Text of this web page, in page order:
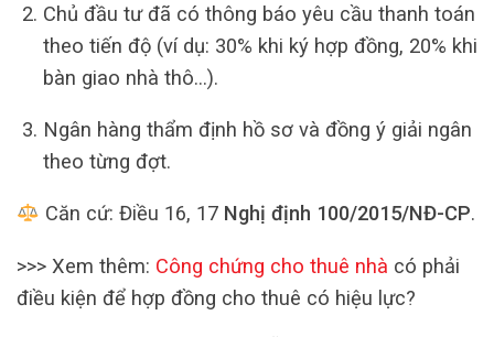
Chủ đầu tư đã có thông báo yêu cầu thanh toán
theo tiến độ (ví dụ: 30% khi ký hợp đồng, 20% khi
bàn giao nhà thô…).
Ngân hàng thẩm định hồ sơ và đồng ý giải ngân
theo từng đợt.
Căn cứ: Điều 16, 17 Nghị định 100/2015/NĐ-CP.
>>> Xem thêm: Công chứng cho thuê nhà có phải
điều kiện để hợp đồng cho thuê có hiệu lực?